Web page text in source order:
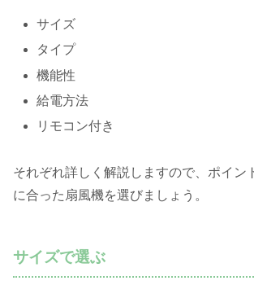
サイズ
タイプ
機能性
給電方法
リモコン付き
それぞれ詳しく解説しますので、ポイン
に合った扇風機を選びましょう。
サイズで選ぶ